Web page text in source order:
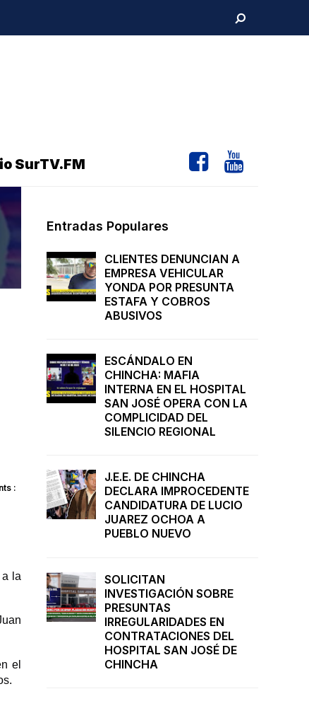
SurTV.FM
:
la
el
Entradas Populares
CLIENTES DENUNCIAN A
EMPRESA VEHICULAR
YONDA POR PRESUNTA
ESTAFA Y COBROS
ABUSIVOS
ESCÁNDALO EN
CHINCHA: MAFIA
INTERNA EN EL HOSPITAL
SAN JOSÉ OPERA CON LA
COMPLICIDAD DEL
SILENCIO REGIONAL
J.E.E. DE CHINCHA
DECLARA IMPROCEDENTE
CANDIDATURA DE LUCIO
JUAREZ OCHOA A
PUEBLO NUEVO
SOLICITAN
INVESTIGACIÓN SOBRE
PRESUNTAS
IRREGULARIDADES EN
CONTRATACIONES DEL
HOSPITAL SAN JOSÉ DE
CHINCHA